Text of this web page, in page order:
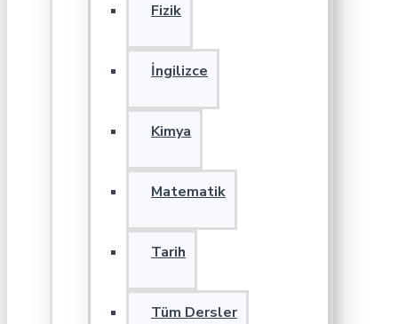
Fizik
İngilizce
Kimya
Matematik
Tarih
Tüm Dersler